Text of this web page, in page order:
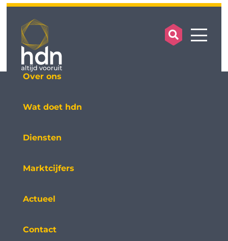
search
Over ons
Wat doet hdn
Diensten
Marktcijfers
Actueel
Contact